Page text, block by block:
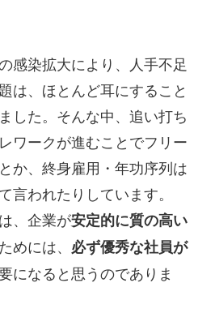
感染拡大により、人手不足
は、ほとんど耳にすること
した。そんな中、追い打ち
ワークが進むことでフリー
か、終身雇用・年功序列は
言われたりしています。
、企業が安定的に質の高い
めには、 必ず優秀な社員が
になると思うのでありま